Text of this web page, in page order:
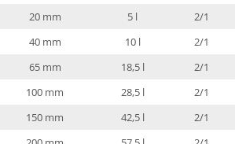
20 mm 5 l
2/1
40 mm 10 l
2/1
65 mm 18,5 l
2/1
100 mm 28,5 l
2/1
150 mm 42,5 l
2/1